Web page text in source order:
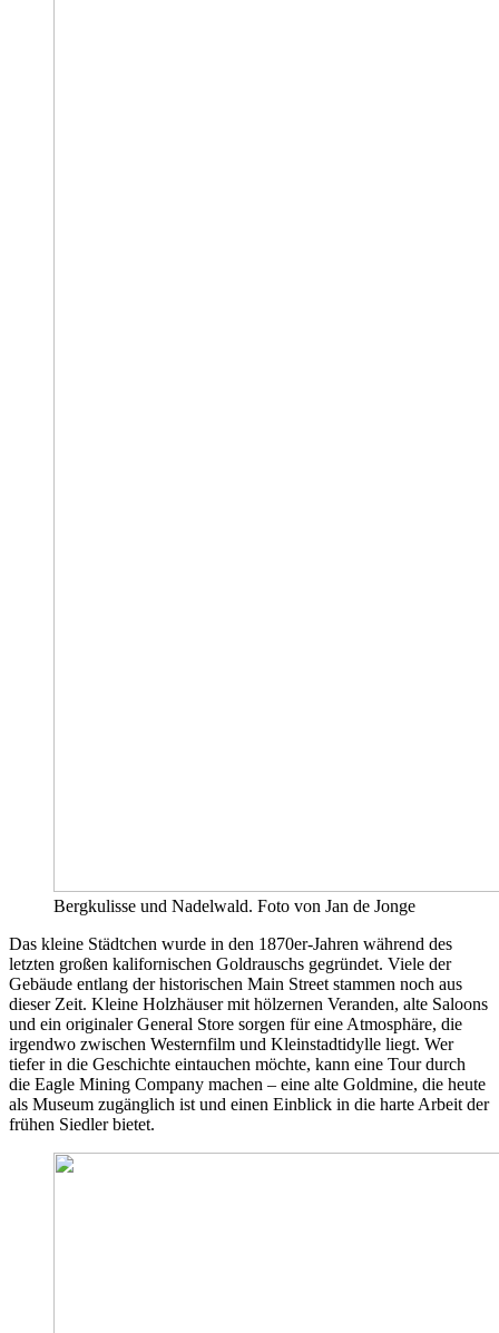
Bergkulisse und Nadelwald. Foto von Jan de Jonge
Das kleine Städtchen wurde in den 1870er-Jahren während des
letzten großen kalifornischen Goldrauschs gegründet. Viele der
Gebäude entlang der historischen Main Street stammen noch aus
dieser Zeit. Kleine Holzhäuser mit hölzernen Veranden, alte Saloons
und ein originaler General Store sorgen für eine Atmosphäre, die
irgendwo zwischen Westernfilm und Kleinstadtidylle liegt. Wer
tiefer in die Geschichte eintauchen möchte, kann eine Tour durch
die Eagle Mining Company machen – eine alte Goldmine, die heute
als Museum zugänglich ist und einen Einblick in die harte Arbeit der
frühen Siedler bietet.